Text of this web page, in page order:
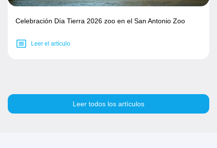
Celebración Día Tierra 2026 zoo en el San Antonio Zoo
Leer el artículo
Leer todos los artículos